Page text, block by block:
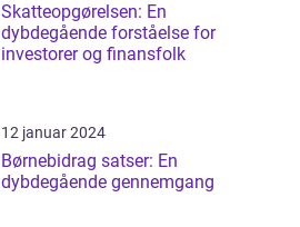
Skatteopgørelsen: En
dybdegående forståelse for
investorer og finansfolk
12 januar 2024
Børnebidrag satser: En
dybdegående gennemgang